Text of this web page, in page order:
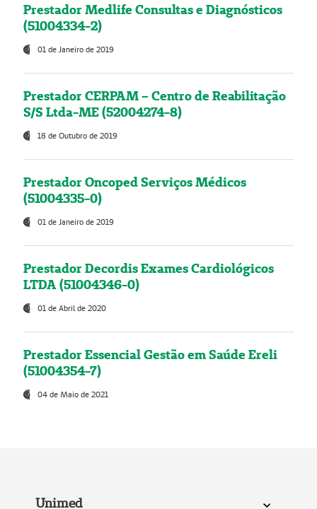
Prestador Medlife Consultas e Diagnósticos
(51004334-2)
01 de Janeiro de 2019
Prestador CERPAM – Centro de Reabilitação
S/S Ltda-ME (52004274-8)
18 de Outubro de 2019
Prestador Oncoped Serviços Médicos
(51004335-0)
01 de Janeiro de 2019
Prestador Decordis Exames Cardiológicos
LTDA (51004346-0)
01 de Abril de 2020
Prestador Essencial Gestão em Saúde Ereli
(51004354-7)
04 de Maio de 2021
Unimed